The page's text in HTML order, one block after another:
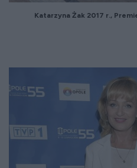
Katarzyna Żak 2017 r.,